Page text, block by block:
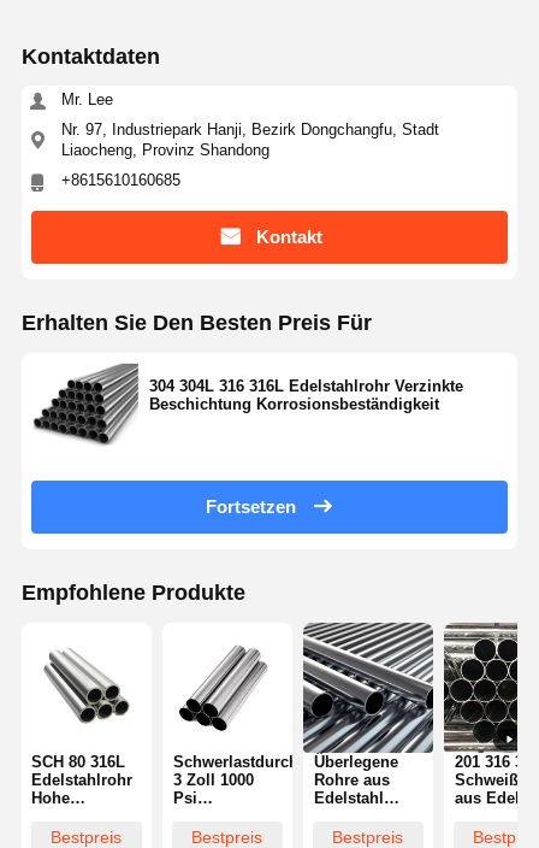
Kontaktdaten
Mr. Lee
Nr. 97, Industriepark Hanji, Bezirk Dongchangfu, Stadt
Liaocheng, Provinz Shandong
+8615610160685
Kontakt
Erhalten Sie Den Besten Preis Für
304 304L 316 316L Edelstahlrohr Verzinkte
Beschichtung Korrosionsbeständigkeit
Fortsetzen
Empfohlene Produkte
SCH 80 316L
Edelstahlrohr
Hohe
Standard-
Bestpreis
Schwerlastdurchmesser
3 Zoll 1000
Psi
für Industrie
Bestpreis
Überlegene
Rohre aus
Edelstahl
Exzellenz
Bestpreis
201 316 304
aus